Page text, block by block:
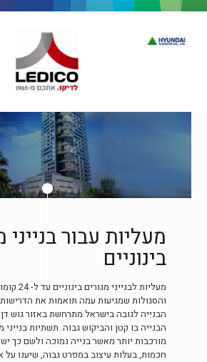
מעליות עבור בנייני
בינוניים
מעליות
והסגולות שמגיעות עמה תואמות את הדרישות
הבנייה לגובה בישראל מתרחשת באזור גוש
הבנייה בו קטן והביקוש גבוה. תשתיות בנייני
מורכבות יותר מאשר בנייה נמוכה ולשם כך
חכמות, בעלות עיצוב במפרט גבוה, שיענו על